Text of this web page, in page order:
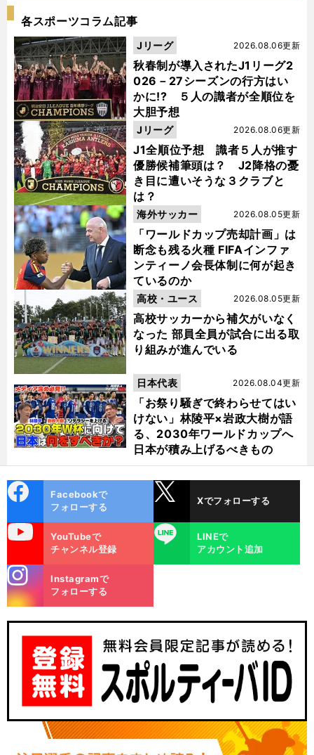
各スポーツコラム記事
秋春制が導入されたJ1リーグ2
026－27シーズンの行方はい
かに!? ５人の識者が全順位を
大胆予想
2026.08.06更新
Jリーグ
J1全順位予想 識者５人が推す
優勝候補筆頭は？ J2降格の憂
き目に遭いそうな３クラブと
は？
2026.08.06更新
Jリーグ
「ワールドカップ売却計画」は
断念も残る火種 FIFAインファ
ンティーノ会長体制に何が起き
ているのか
2026.08.05更新
海外サッカー
高校サッカーから補欠がいなく
なった 部員全員が試合に出る取
り組みが進んでいる
2026.08.05更新
高校・ユース
「お祭り騒ぎで終わらせてはい
けない」林陵平×岩政大樹が語
る、2030年ワールドカップへ
日本が積み上げるべきもの
2026.08.04更新
日本代表
ok
Facebookで
フォローする
Xでフォローする
YouTubeで
チャンネル登録
LINE
LINEで
アカウント追加
m
Instagramで
フォローする